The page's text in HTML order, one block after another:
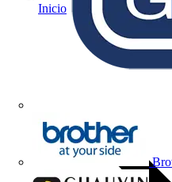
Inicio